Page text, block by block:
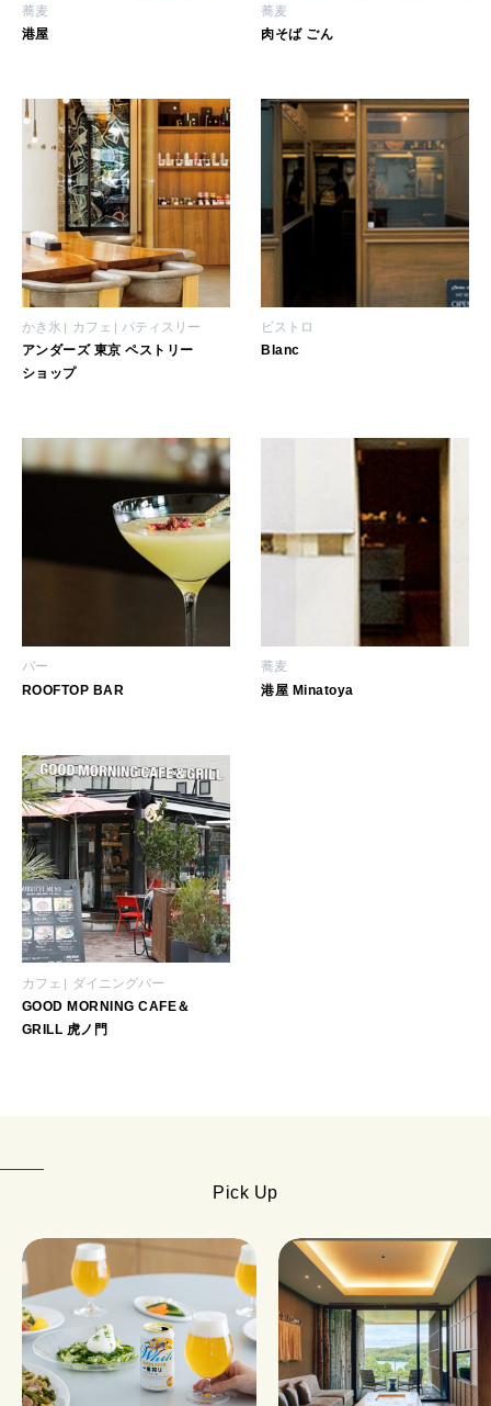
WORK&MONEY
いい人生って？
MAGAZINE
2026年9月号「北海道 おいしく遊ぶ、夏のご褒美旅。」
2026年8月号『お茶の時間です。』
2026年7月号「鎌倉 ローカルが 教えてくれた 本当の歩き方。」
2026年6月号「大銀座 トレンドが生まれる 新しい一流店へ。」
2026年4月号「未来をつくる、学びの教科書。」
2026年3月号「スイーツ予想図 2026」
2026年2月号「良運を掴む 新・開運術。」
2026年1月号「猫がいれば、幸せ」
2025年12月号「お酒の新常識。」
MAGAZINE MOOK
蕎麦
港屋
蕎麦
肉そば ごん
かき氷 カフェ パティスリー
アンダーズ 東京 ペストリー
ショップ
ビストロ
Blanc
バー
ROOFTOP BAR
蕎麦
港屋 Minatoya
カフェ ダイニングバー
GOOD MORNING CAFE＆
GRILL 虎ノ門
Pick Up